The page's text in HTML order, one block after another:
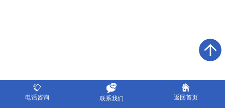
电话咨询 联系我们 返回首页